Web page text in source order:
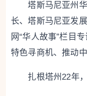
塔斯马尼亚州华
长、塔斯马尼亚发
网“华人故事”栏目
特色寻商机、推动
扎根塔州22年，